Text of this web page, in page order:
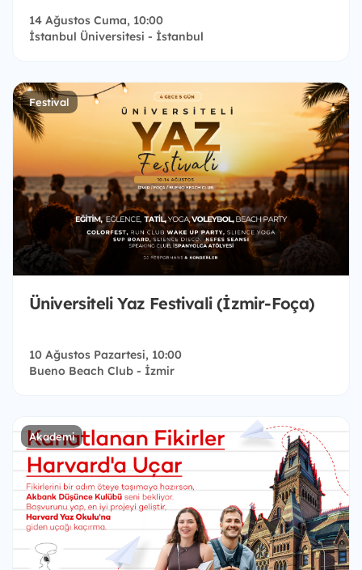
14 Ağustos Cuma, 10:00
İstanbul Üniversitesi - İstanbul
Festival
Üniversiteli Yaz Festivali (İzmir-Foça)
10 Ağustos Pazartesi, 10:00
Bueno Beach Club - İzmir
Akademi